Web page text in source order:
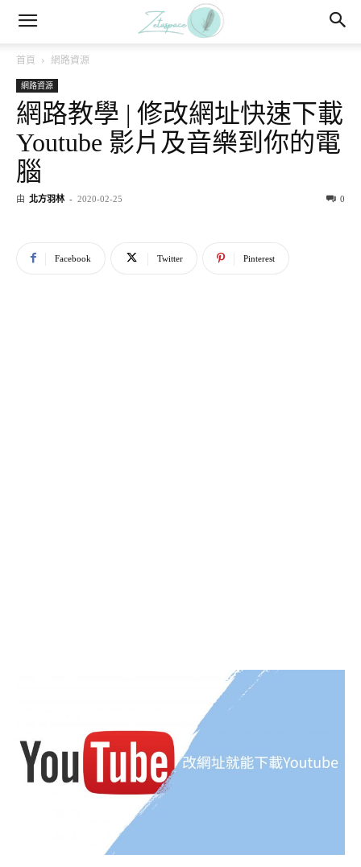
首頁 網路資源
網路資源
網路教學 | 修改網址快速下載
Youtube 影片及音樂到你的電
腦
由 北方羽林 - 2020-02-25 0
Facebook Twitter Pinterest